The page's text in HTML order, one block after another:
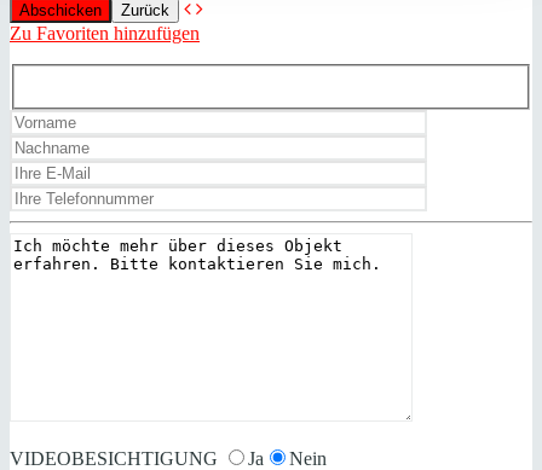
Zurück
Zu Favoriten hinzufügen
VIDEOBESICHTIGUNG Ja Nein